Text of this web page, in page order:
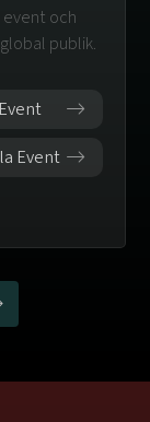
event och
publik.
Event